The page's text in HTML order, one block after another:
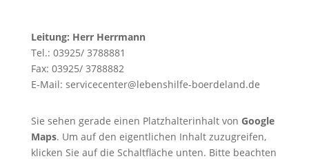
Leitung: Herr Herrmann
Tel.: 03925/ 3788881
Fax: 03925/ 3788882
E-Mail: servicecenter@lebenshilfe-boerdeland.de
Sie sehen gerade einen Platzhalterinhalt von Google
Maps. Um auf den eigentlichen Inhalt zuzugreifen,
klicken Sie auf die Schaltfläche unten. Bitte beachten